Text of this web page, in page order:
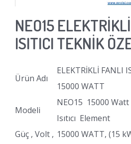
NEO15
ISITICI TEKNİK
Ürün Adı
ELEKTRİKLİ FANLI
15000 WATT
Modeli
NEO15 15000
Isıtıcı Element
Güç , Volt , 15000 WATT, (15